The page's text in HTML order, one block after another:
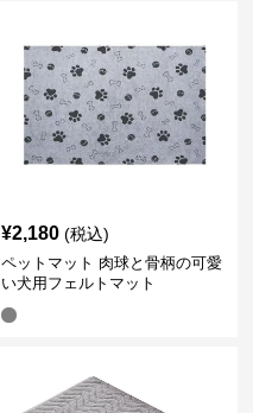
¥2,180 (税込)
ペットマット 肉球と骨柄の可愛
い犬用フェルトマット